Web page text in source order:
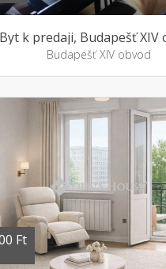
Byt k predaji, Budapešť XIV
Budapešť XIV obvod
Ft